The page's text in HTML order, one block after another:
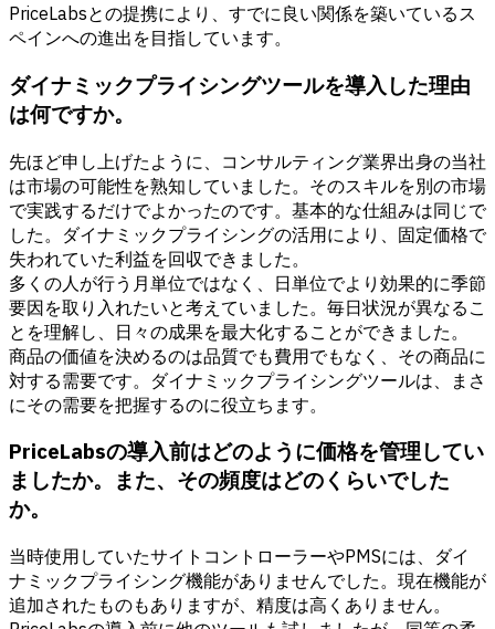
PriceLabsとの提携により、すでに良い関係を築いているス
ペインへの進出を目指しています。
ダイナミックプライシングツールを導入した理由
は何ですか。
先ほど申し上げたように、コンサルティング業界出身の当社
は市場の可能性を熟知していました。そのスキルを別の市場
で実践するだけでよかったのです。基本的な仕組みは同じで
した。ダイナミックプライシングの活用により、固定価格で
失われていた利益を回収できました。
多くの人が行う月単位ではなく、日単位でより効果的に季節
要因を取り入れたいと考えていました。毎日状況が異なるこ
とを理解し、日々の成果を最大化することができました。
商品の価値を決めるのは品質でも費用でもなく、その商品に
対する需要です。ダイナミックプライシングツールは、まさ
にその需要を把握するのに役立ちます。
PriceLabsの導入前はどのように価格を管理してい
ましたか。また、その頻度はどのくらいでした
か。
当時使用していたサイトコントローラーやPMSには、ダイ
ナミックプライシング機能がありませんでした。現在機能が
追加されたものもありますが、精度は高くありません。